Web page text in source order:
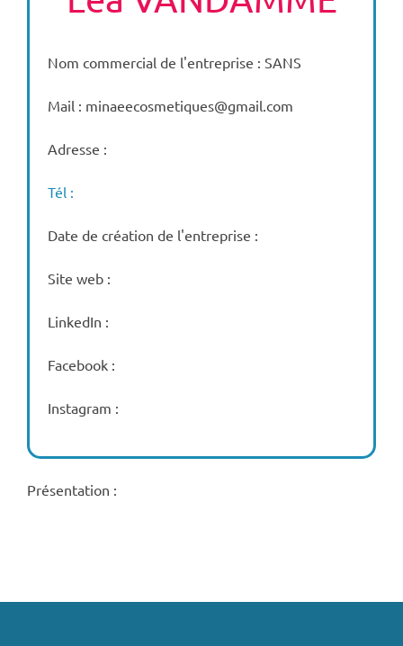
Nom commercial de l'entreprise : SANS
Mail : minaeecosmetiques@gmail.com
Adresse :
Tél :
Date de création de l'entreprise :
Site web :
LinkedIn :
Facebook :
Instagram :
Présentation :